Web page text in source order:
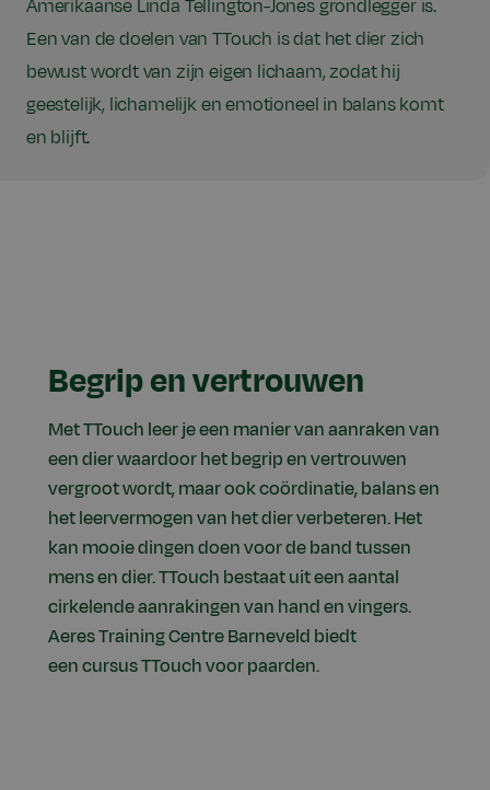
Amerikaanse Linda Tellington-Jones grondlegger is.
Een van de doelen van TTouch is dat het dier zich
bewust wordt van zijn eigen lichaam, zodat hij
geestelijk, lichamelijk en emotioneel in balans komt
en blijft.
Begrip en vertrouwen
Met TTouch leer je een manier van aanraken van
een dier waardoor het begrip en vertrouwen
vergroot wordt, maar ook coördinatie, balans en
het leervermogen van het dier verbeteren. Het
kan mooie dingen doen voor de band tussen
mens en dier. TTouch bestaat uit een aantal
cirkelende aanrakingen van hand en vingers.
Aeres Training Centre Barneveld biedt
een cursus TTouch voor paarden.